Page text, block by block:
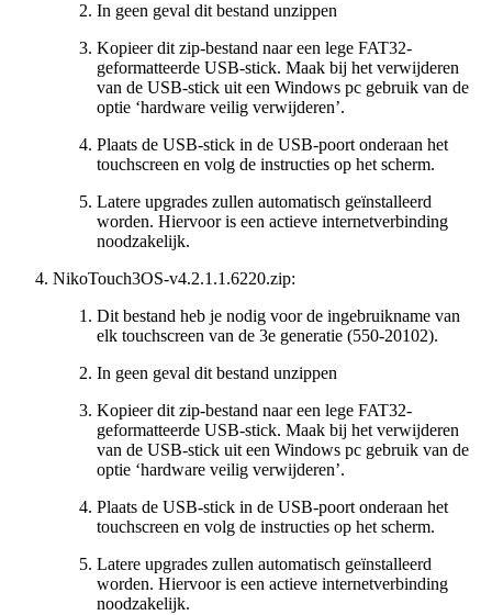
In geen geval dit bestand unzippen
Kopieer dit zip-bestand naar een lege FAT32-
geformatteerde USB-stick. Maak bij het verwijderen
van de USB-stick uit een Windows pc gebruik van de
optie ‘hardware veilig verwijderen’.
Plaats de USB-stick in de USB-poort onderaan het
touchscreen en volg de instructies op het scherm.
Latere upgrades zullen automatisch geïnstalleerd
worden. Hiervoor is een actieve internetverbinding
noodzakelijk.
NikoTouch3OS-v4.2.1.1.6220.zip:
Dit bestand heb je nodig voor de ingebruikname van
elk touchscreen van de 3e generatie (550-20102).
In geen geval dit bestand unzippen
Kopieer dit zip-bestand naar een lege FAT32-
geformatteerde USB-stick. Maak bij het verwijderen
van de USB-stick uit een Windows pc gebruik van de
optie ‘hardware veilig verwijderen’.
Plaats de USB-stick in de USB-poort onderaan het
touchscreen en volg de instructies op het scherm.
Latere upgrades zullen automatisch geïnstalleerd
worden. Hiervoor is een actieve internetverbinding
noodzakelijk.